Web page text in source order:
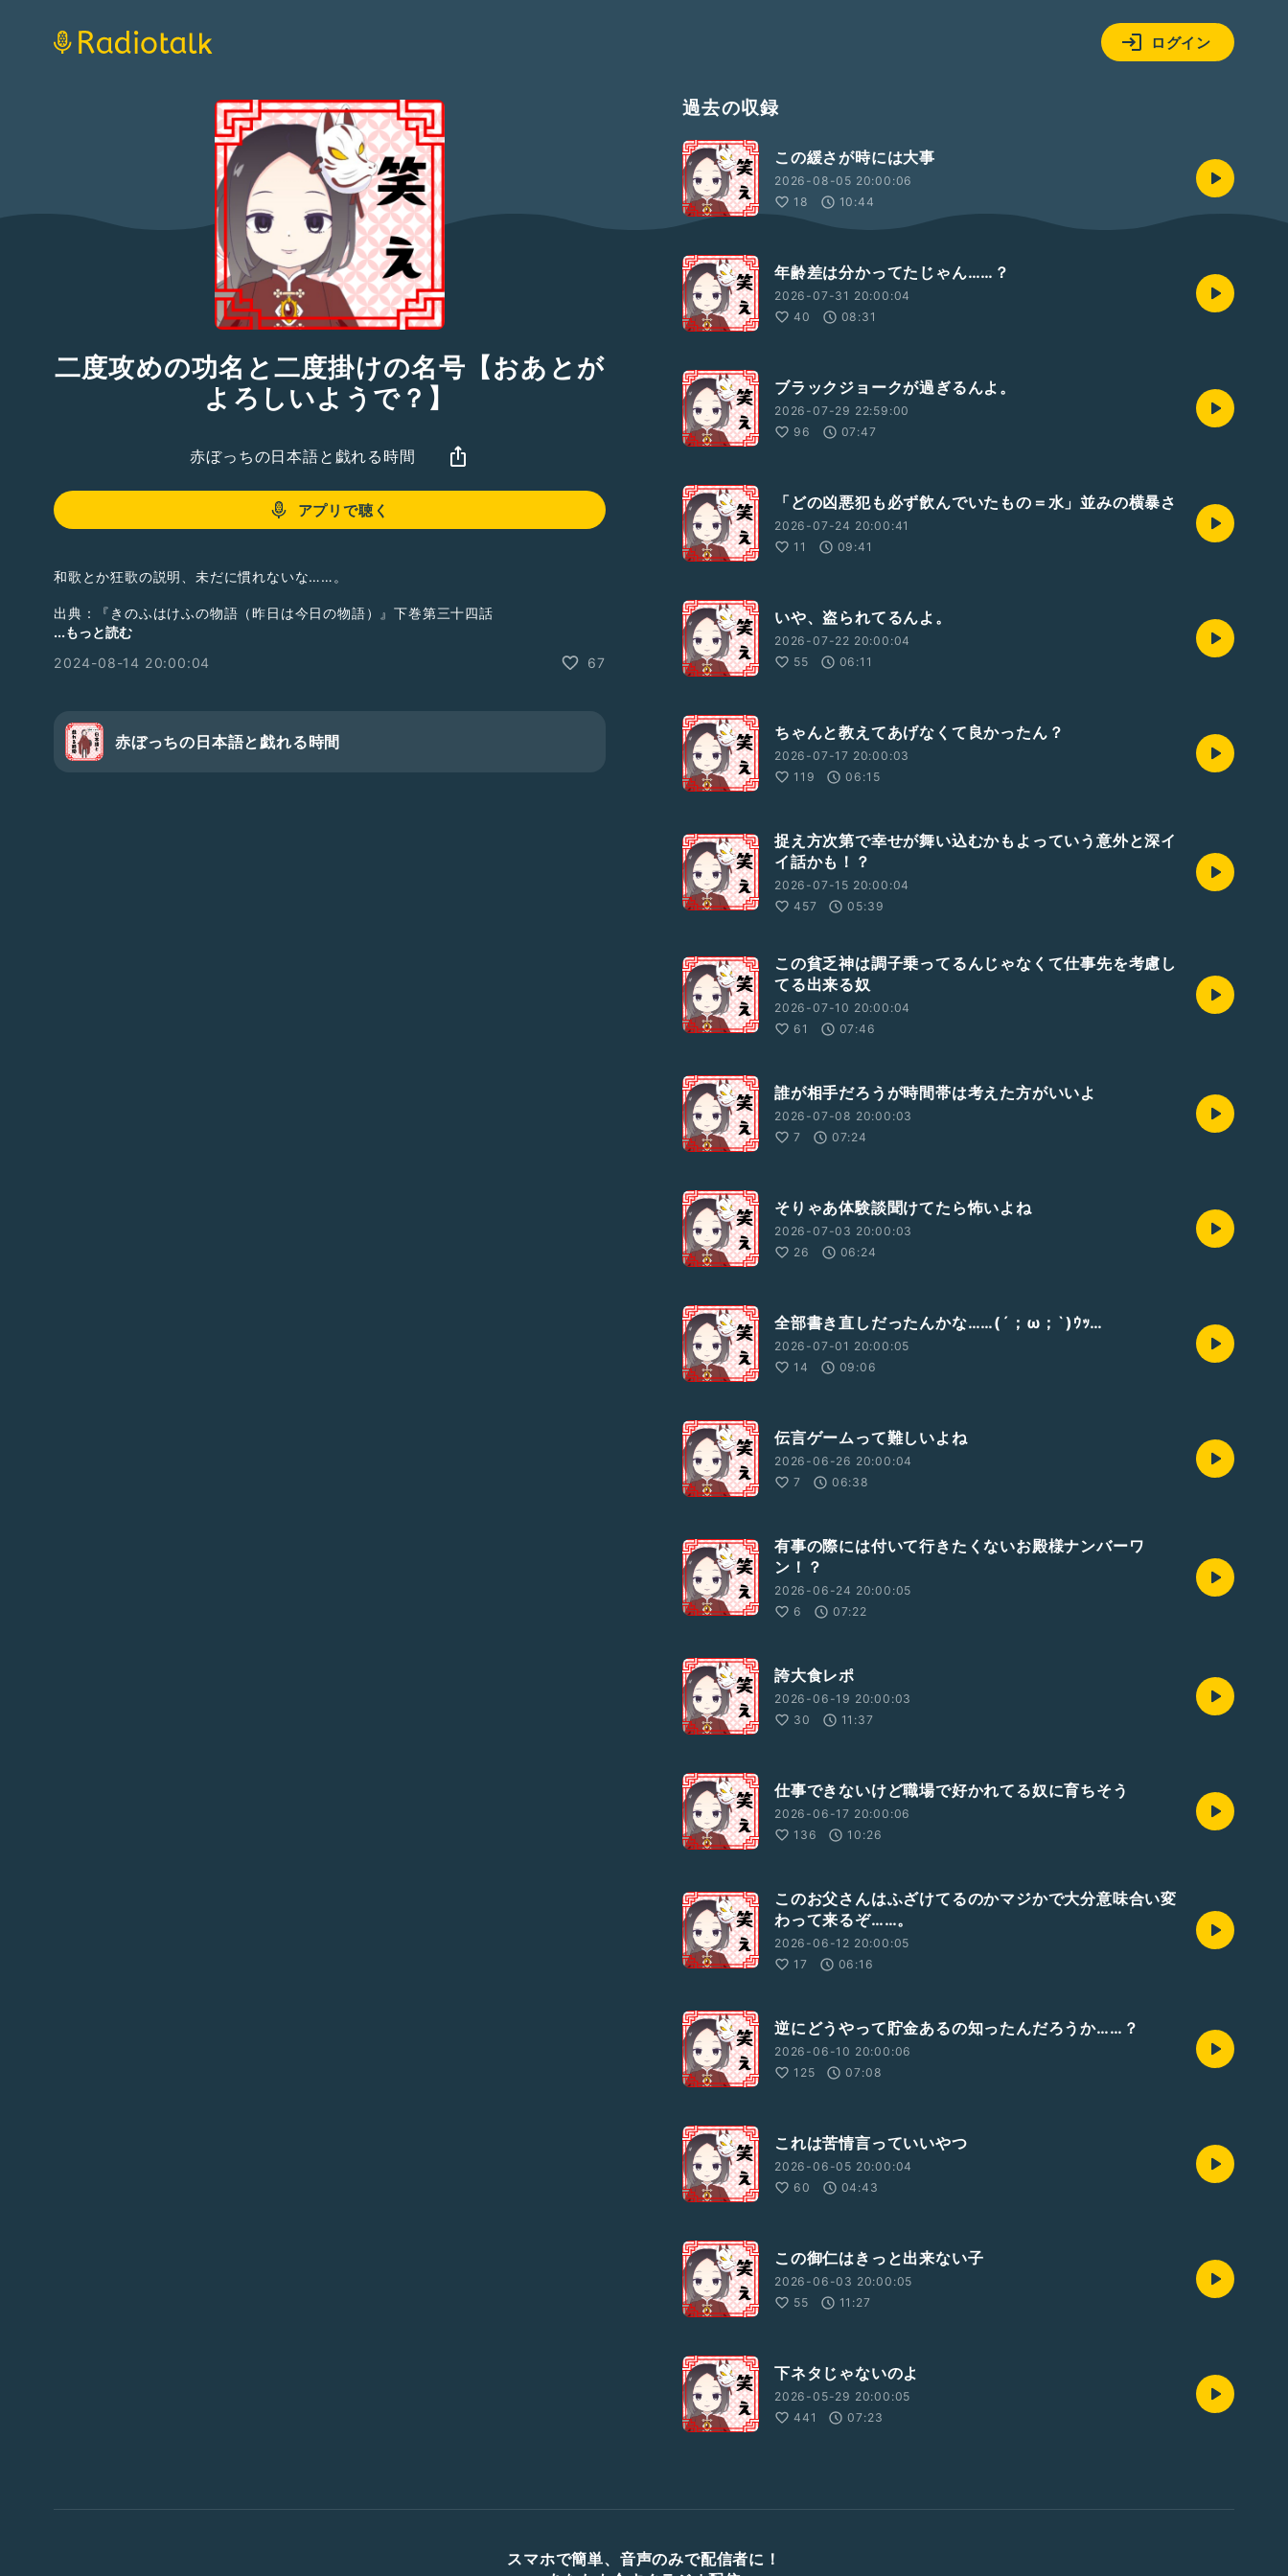
ログイン
二度攻めの功名と二度掛けの名号【おあとが
よろしいようで？】
赤ぼっちの日本語と戯れる時間
アプリで聴く
和歌とか狂歌の説明、未だに慣れないな……。
出典：『きのふはけふの物語（昨日は今日の物語）』下巻第三十四話
...もっと読む
2024-08-14 20:00:04
67
赤ぼっちの日本語と戯れる時間
過去の収録
この緩さが時には大事
2026-08-05 20:00:06
18
10:44
年齢差は分かってたじゃん……？
2026-07-31 20:00:04
40
08:31
ブラックジョークが過ぎるんよ。
2026-07-29 22:59:00
96
07:47
「どの凶悪犯も必ず飲んでいたもの＝水」並みの横暴さ
2026-07-24 20:00:41
11
09:41
いや、盗られてるんよ。
2026-07-22 20:00:04
55
06:11
ちゃんと教えてあげなくて良かったん？
2026-07-17 20:00:03
119
06:15
捉え方次第で幸せが舞い込むかもよっていう意外と深イ
イ話かも！？
2026-07-15 20:00:04
457
05:39
この貧乏神は調子乗ってるんじゃなくて仕事先を考慮し
てる出来る奴
2026-07-10 20:00:04
61
07:46
誰が相手だろうが時間帯は考えた方がいいよ
2026-07-08 20:00:03
7
07:24
そりゃあ体験談聞けてたら怖いよね
2026-07-03 20:00:03
26
06:24
全部書き直しだったんかな……(´；ω；`)ｳｯ…
2026-07-01 20:00:05
14
09:06
伝言ゲームって難しいよね
2026-06-26 20:00:04
7
06:38
有事の際には付いて行きたくないお殿様ナンバーワ
ン！？
2026-06-24 20:00:05
6
07:22
誇大食レポ
2026-06-19 20:00:03
30
11:37
仕事できないけど職場で好かれてる奴に育ちそう
2026-06-17 20:00:06
136
10:26
このお父さんはふざけてるのかマジかで大分意味合い変
わって来るぞ……。
2026-06-12 20:00:05
17
06:16
逆にどうやって貯金あるの知ったんだろうか……？
2026-06-10 20:00:06
125
07:08
これは苦情言っていいやつ
2026-06-05 20:00:04
60
04:43
この御仁はきっと出来ない子
2026-06-03 20:00:05
55
11:27
下ネタじゃないのよ
2026-05-29 20:00:05
441
07:23
スマホで簡単、音声のみで配信者に！